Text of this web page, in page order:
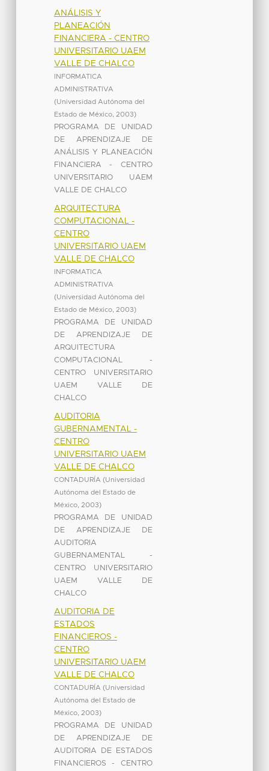
ANÁLISIS Y
PLANEACIÓN
FINANCIERA - CENTRO
UNIVERSITARIO UAEM
VALLE DE CHALCO
INFORMATICA
ADMINISTRATIVA
(Universidad Autónoma del
Estado de México, 2003)
PROGRAMA DE UNIDAD
DE APRENDIZAJE DE
ANÁLISIS Y PLANEACIÓN
FINANCIERA - CENTRO
UNIVERSITARIO UAEM
VALLE DE CHALCO
ARQUITECTURA
COMPUTACIONAL -
CENTRO
UNIVERSITARIO UAEM
VALLE DE CHALCO
INFORMATICA
ADMINISTRATIVA
(Universidad Autónoma del
Estado de México, 2003)
PROGRAMA DE UNIDAD
DE APRENDIZAJE DE
ARQUITECTURA
COMPUTACIONAL -
CENTRO UNIVERSITARIO
UAEM VALLE DE
CHALCO
AUDITORIA
GUBERNAMENTAL -
CENTRO
UNIVERSITARIO UAEM
VALLE DE CHALCO
CONTADURÍA (Universidad
Autónoma del Estado de
México, 2003)
PROGRAMA DE UNIDAD
DE APRENDIZAJE DE
AUDITORIA
GUBERNAMENTAL -
CENTRO UNIVERSITARIO
UAEM VALLE DE
CHALCO
AUDITORIA DE
ESTADOS
FINANCIEROS -
CENTRO
UNIVERSITARIO UAEM
VALLE DE CHALCO
CONTADURÍA (Universidad
Autónoma del Estado de
México, 2003)
PROGRAMA DE UNIDAD
DE APRENDIZAJE DE
AUDITORIA DE ESTADOS
FINANCIEROS - CENTRO